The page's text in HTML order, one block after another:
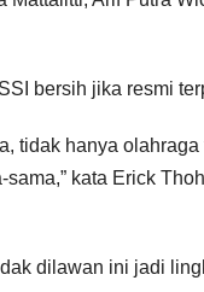
bersih jika resmi
tidak hanya
kata Erick
dilawan ini jadi